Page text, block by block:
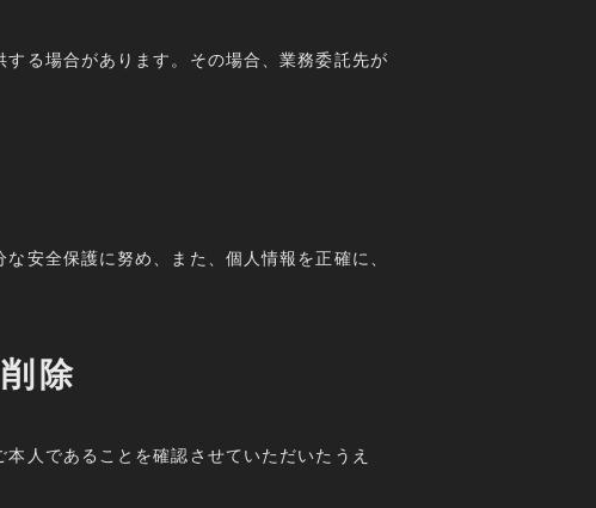
る場合があります。その場合、業務委託先が
安全保護に努め、また、個人情報を正確に、
除
人であることを確認させていただいたうえ